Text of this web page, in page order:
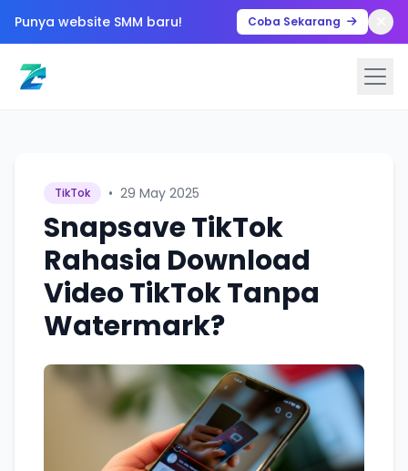
Punya website SMM baru! Coba Sekarang
TikTok • 29 May 2025
Snapsave TikTok
Rahasia Download
Video TikTok Tanpa
Watermark?